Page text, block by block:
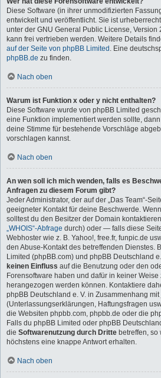
Diese Software (in ihrer unmodifizierten
entwickelt und veröffentlicht. Sie ist
unter der GNU General Public License, Version
kann frei vertrieben werden. Weitere Details
auf der Seite von phpBB Limited . Eine
phpBB.de zu finden.
Nach oben
Warum ist Funktion x oder y nicht enthalten?
Diese Software wurde von phpBB Limited
eine Funktion implementiert werden sollte,
deine Stimme für bestehende Vorschläge
vorschlagen kannst.
Nach oben
An wen soll ich mich wenden, falls es
Anfragen zu diesem Forum gibt?
Jeder Administrator, der auf der „Das Team“-
geeigneter Kontakt für deine Beschwerde.
solltest du den Besitzer der Domain
„WHOIS“-Abfrage durch) oder — falls diese
Webhoster wie z. B. Yahoo!, free.fr, funpic.de
den Abuse-Kontakt des betreffenden Dienstes.
Limited (phpBB.com) und phpBB Deutschland
keinen Einfluss auf die Benutzung oder den
Forensoftware haben und dafür in keiner Weise
herangezogen werden können. Kontaktiere
phpBB Deutschland e. V. in Zusammenhang
(Unterlassungserklärungen, Haftungsfragen
die Websiten phpbb.com, phpbb.de oder die
Falls du phpBB Limited oder phpBB
die Softwarenutzung durch Dritte betreffen, so
höchstens eine knappe Antwort erhalten.
Nach oben